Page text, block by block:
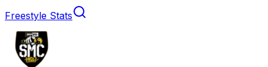
Freestyle Stats